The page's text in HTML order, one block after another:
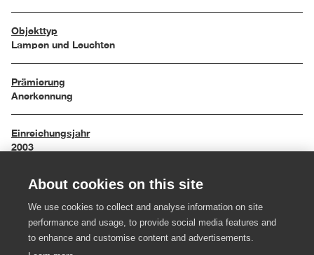
Objekttyp
Lampen und Leuchten
Prämierung
Anerkennung
Einreichungsjahr
2003
Maße
Material
About cookies on this site
We use cookies to collect and analyse information on site
performance and usage, to provide social media features and
to enhance and customise content and advertisements.